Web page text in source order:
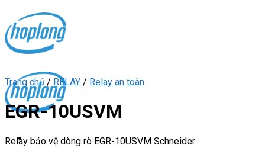
content
Trang chủ / RELAY / Relay an toàn
EGR-10USVM
Relay bảo vệ dòng rò EGR-10USVM Schneider